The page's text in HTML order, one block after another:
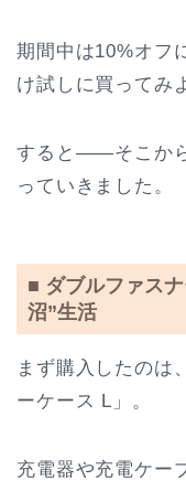
期間中は10%オフ
け試しに買ってみ
すると――そこか
っていきました。
■ ダブルファス
沼”生活
まず購入したのは
ーケース L」。
充電器や充電ケー